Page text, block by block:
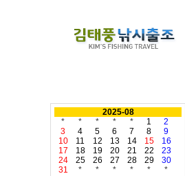
2025-08
*
* * * * 1
2
3
4 5 6 7 8
9
10
11 12 13 14 15
16
17
18 19 20 21 22
23
24
25 26 27 28 29
30
31
* * * * * *